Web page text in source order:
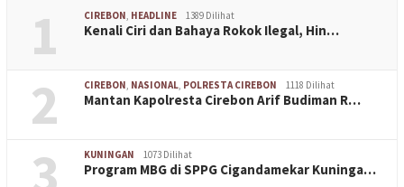
1 CIREBON, HEADLINE 1389 Dilihat
Kenali Ciri dan Bahaya Rokok Ilegal, Hin…
2 CIREBON, NASIONAL, POLRESTA CIREBON 1118 Dilihat
Mantan Kapolresta Cirebon Arif Budiman R…
KUNINGAN 1073 Dilihat
Program MBG di SPPG Cigandamekar Kuninga…